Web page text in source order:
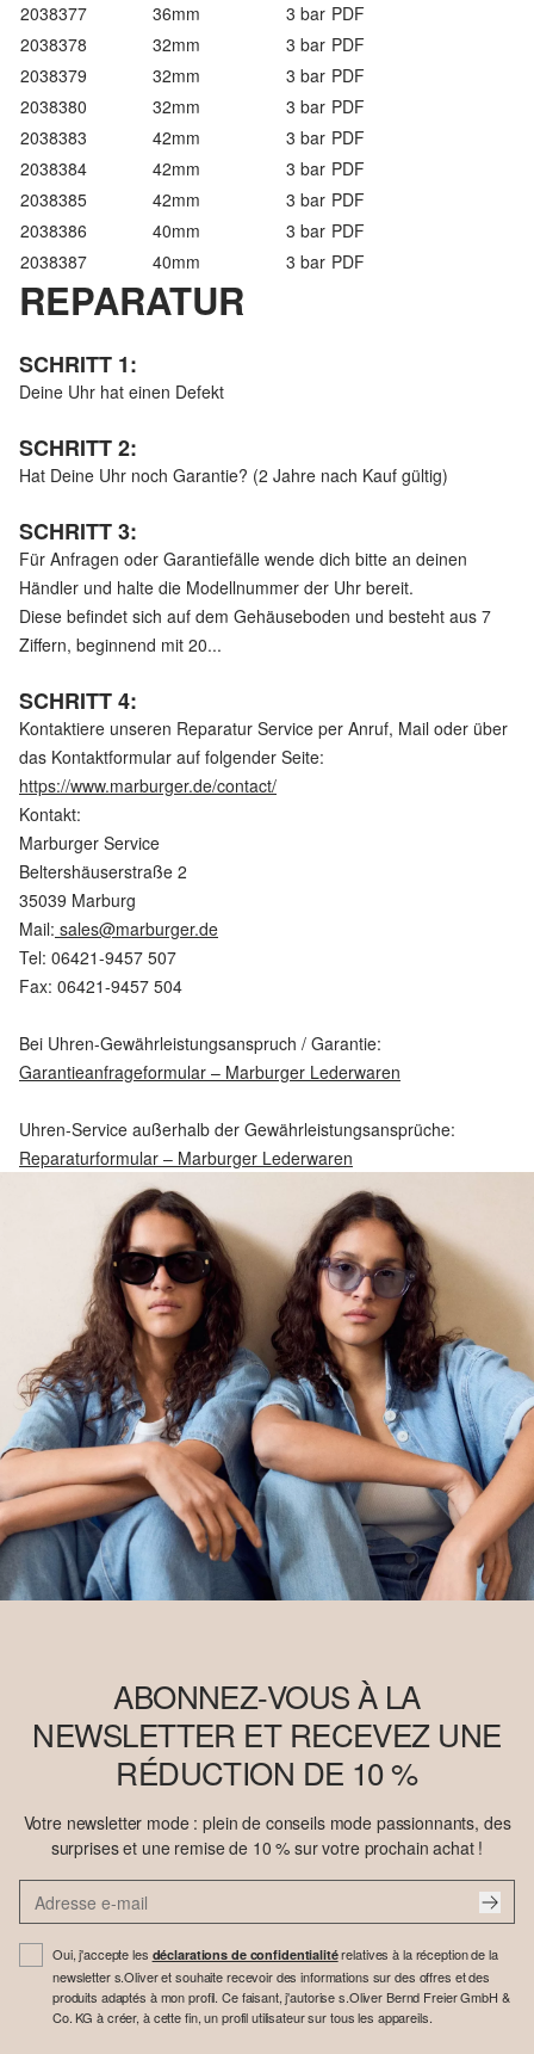
2038377
36mm 3 bar PDF
2038378
32mm 3 bar PDF
2038379
32mm 3 bar PDF
2038380
32mm 3 bar PDF
2038383
42mm 3 bar PDF
2038384
42mm 3 bar PDF
2038385
42mm 3 bar PDF
2038386
40mm 3 bar PDF
2038387
40mm 3 bar PDF
REPARATUR
SCHRITT 1:
Deine Uhr hat einen Defekt
SCHRITT 2:
Hat Deine Uhr noch Garantie? (2 Jahre nach Kauf gültig)
SCHRITT 3:
Für Anfragen oder Garantiefälle wende dich bitte an deinen
Händler und halte die Modellnummer der Uhr bereit.
Diese befindet sich auf dem Gehäuseboden und besteht aus 7
Ziffern, beginnend mit 20...
SCHRITT 4:
Kontaktiere unseren Reparatur Service per Anruf, Mail oder über
das Kontaktformular auf folgender Seite:
https://www.marburger.de/contact/
Kontakt:
Marburger Service
Beltershäuserstraße 2
35039 Marburg
Mail: sales@marburger.de
Tel: 06421-9457 507
Fax: 06421-9457 504
Bei Uhren-Gewährleistungsanspruch / Garantie:
Garantieanfrageformular – Marburger Lederwaren
Uhren-Service außerhalb der Gewährleistungsansprüche:
Reparaturformular – Marburger Lederwaren
ABONNEZ-VOUS À LA
NEWSLETTER ET RECEVEZ UNE
RÉDUCTION DE 10 %
Votre newsletter mode : plein de conseils mode passionnants, des
surprises et une remise de 10 % sur votre prochain achat !
Oui, j'accepte les déclarations de confidentialitérelatives à la réception de la
newsletter s.Oliver et souhaite recevoir des informations sur des offres et des
produits adaptés à mon profil. Ce faisant, j'autorise s.Oliver Bernd Freier GmbH &
Co. KG à créer, à cette fin, un profil utilisateur sur tous les appareils.